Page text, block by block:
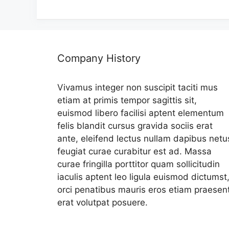
Company History
Vivamus integer non suscipit taciti mus
etiam at primis tempor sagittis sit,
euismod libero facilisi aptent elementum
felis blandit cursus gravida sociis erat
ante, eleifend lectus nullam dapibus
feugiat curae curabitur est ad. Massa
curae fringilla porttitor quam sollicitudin
iaculis aptent leo ligula euismod dictumst,
orci penatibus mauris eros etiam
erat volutpat posuere.